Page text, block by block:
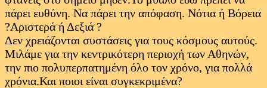
πάρει ευθύνη. Να πάρει την απόφαση. Νότια ή Βόρεια
?Αριστερά ή Δεξιά ?
Δεν χρειάζονται συστάσεις για τους κόσμους αυτούς.
Μιλάμε για την κεντρικότερη περιοχή των Αθηνών,
την πιο πολυπερπατημένη όλο τον χρόνο, για πολλά
χρόνια.Και ποιοι είναι συγκεκριμένα?